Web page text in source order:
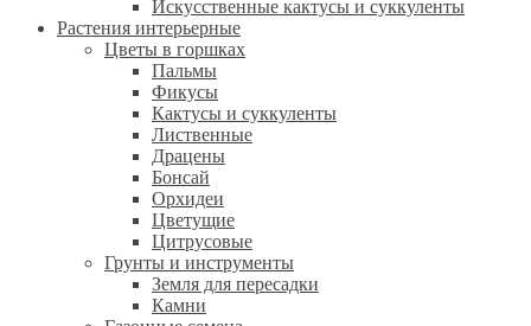
Искусственные кактусы и суккуленты
Растения интерьерные
Цветы в горшках
Пальмы
Фикусы
Кактусы и суккуленты
Лиственные
Драцены
Бонсай
Орхидеи
Цветущие
Цитрусовые
Грунты и инструменты
Земля для пересадки
Камни